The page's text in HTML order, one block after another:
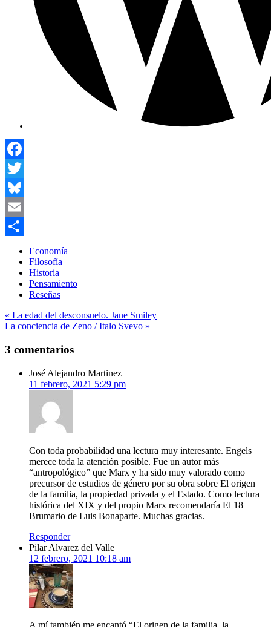
Facebook
Twitter
Bluesky
Email
Compartir
Economía
Filosofía
Historia
Pensamiento
Reseñas
Navegación
de
entradas
« La edad del desconsuelo. Jane Smiley
La conciencia de Zeno / Italo Svevo »
3 comentarios
José Alejandro Martinez
11 febrero, 2021 5:29 pm
Con toda probabilidad una lectura muy interesante. Engels
merece toda la atención posible. Fue un autor más
“antropológico” que Marx y ha sido muy valorado como
precursor de estudios de género por su obra sobre El origen
de la familia, la propiedad privada y el Estado. Como lectura
histórica del XIX y del propio Marx recomendaría El 18
Brumario de Luis Bonaparte. Muchas gracias.
Responder
Pilar Alvarez del Valle
12 febrero, 2021 10:18 am
A mí también me encantó “El origen de la familia, la